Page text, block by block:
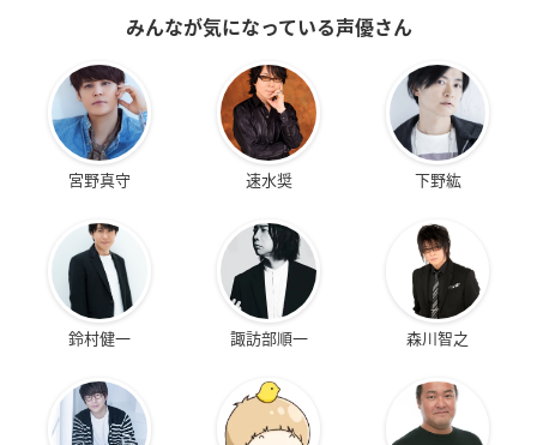
みんなが気になっている声優さん
宮野真守 速水奨 下野紘
鈴村健一 諏訪部順一 森川智之